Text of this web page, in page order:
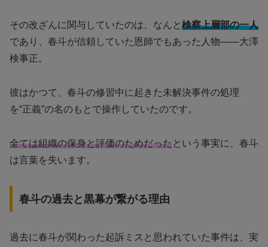
その改ざんに関与していたのは、なんと 検察上層部の一人
であり、春斗が信頼していた恩師でもあった人物――大澤
検事正。
彼はかつて、春斗の修習中に起きた未解決事件の処理
を“正義”の名のもとで操作していたのです。
全ては組織の保身と評価のためだったという事実に、春斗
は言葉を失います。
春斗の過去と黒幕が繋がる理由
過去に春斗が関わった起訴ミスと思われていた事件は、実